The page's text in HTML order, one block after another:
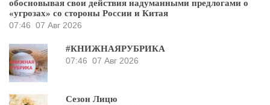
обосновывая свои действия надуманными предлогами о
«угрозах» со стороны России и Китая
07:46 07 Авг 2026
#КНИЖНАЯРУБРИКА
07:46 07 Авг 2026
Сезон Лицю